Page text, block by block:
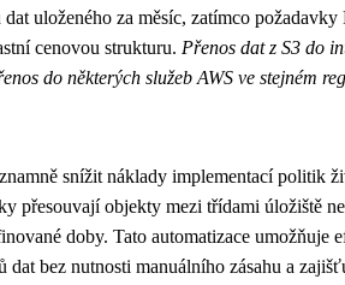
uloženého za měsíc, zatímco požadavky
cenovou strukturu. Přenos dat z S3 do
do některých služeb AWS ve stejném
snížit náklady implementací politik
přesouvají objekty mezi třídami úložiště
doby. Tato automatizace umožňuje
dat bez nutnosti manuálního zásahu a